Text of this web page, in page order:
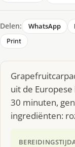
Delen: WhatsApp
Print
uit de
30 minuten,
ingrediënten:
BEREIDINGSTIJD